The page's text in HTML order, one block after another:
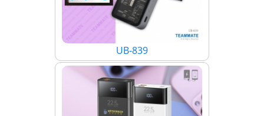
UB-839